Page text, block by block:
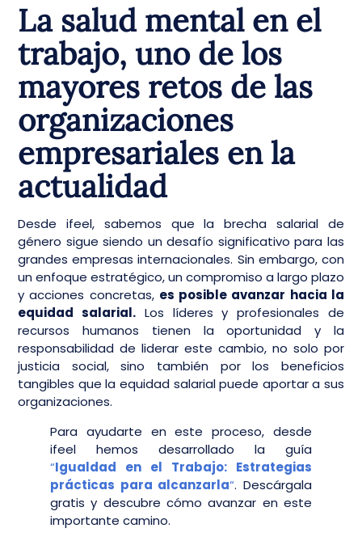
La salud mental en el
trabajo, uno de los
mayores retos de las
organizaciones
empresariales en la
actualidad
Desde ifeel, sabemos que la brecha salarial de
género sigue siendo un desafío significativo para las
grandes empresas internacionales. Sin embargo, con
un enfoque estratégico, un compromiso a largo plazo
y acciones concretas, es posible avanzar hacia la
equidad salarial.Los líderes y profesionales de
recursos humanos tienen la oportunidad y la
responsabilidad de liderar este cambio, no solo por
justicia social, sino también por los beneficios
tangibles que la equidad salarial puede aportar a sus
organizaciones.
Para ayudarte en este proceso, desde
ifeel hemos desarrollado la guía
“Igualdad en el Trabajo: Estrategias
prácticas para alcanzarla“. Descárgala
gratis y descubre cómo avanzar en este
importante camino.